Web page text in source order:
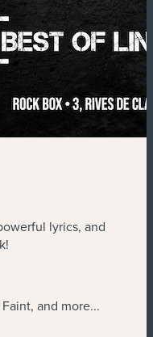
lyrics, and
and more...